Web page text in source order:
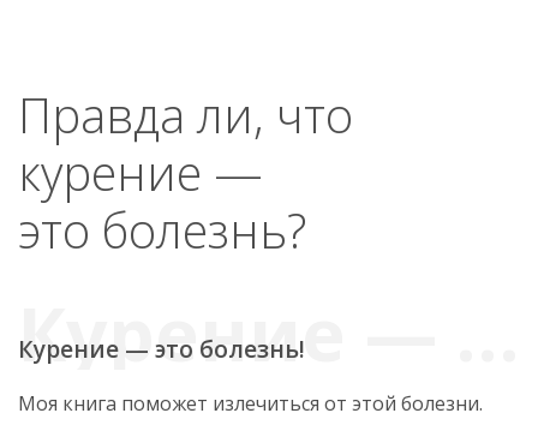
Правда ли, что
курение —
это болезнь?
Курение — это болезнь!
Моя книга поможет излечиться от этой болезни.